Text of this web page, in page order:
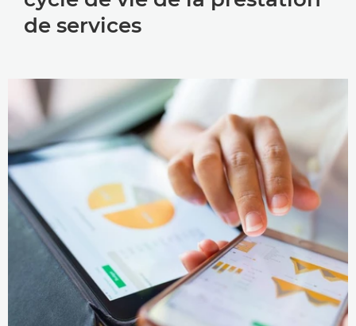
de services